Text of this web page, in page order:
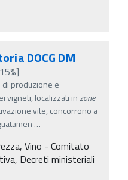
DOCG DM
produzione e
vigneti, localizzati inzone
vite, concorrono a
…
Vino - Comitato
Decreti ministeriali